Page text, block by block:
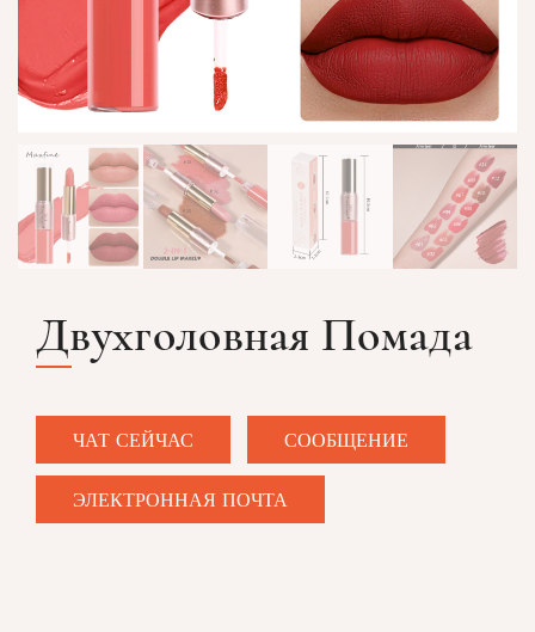
Двухголовная Помада
ЧАТ СЕЙЧАС СООБЩЕНИЕ
ЭЛЕКТРОННАЯ ПОЧТА